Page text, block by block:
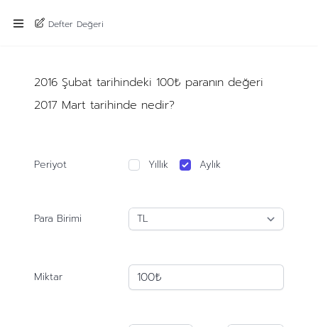
Defter Değeri
2016 Şubat tarihindeki 100₺ paranın değeri
2017 Mart tarihinde nedir?
Periyot Yıllık Aylık
Para Birimi
Miktar